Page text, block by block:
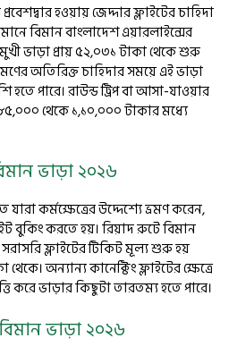
হওয়ায় জেদ্দার ফ্লাইটের চাহিদা
বিমান বাংলাদেশ এয়ারলাইন্সের
ভাড়া প্রায় ৫২,০৩১ টাকা থেকে শুরু
অতিরিক্ত চাহিদার সময়ে এই ভাড়া
হতে পারে। রাউন্ড ট্রিপ বা আসা-যাওয়ার
থেকে ১,১০,০০০ টাকার মধ্যে
ভাড়া ২০২৬
কর্মক্ষেত্রের উদ্দেশ্যে ভ্রমণ করেন,
বুকিং করতে হয়। রিয়াদ রুটে বিমান
ফ্লাইটের টিকিট মূল্য শুরু হয়
অন্যান্য কানেক্টিং ফ্লাইটের ক্ষেত্রে
করে ভাড়ার কিছুটা তারতম্য হতে পারে।
ভাড়া ২০২৬